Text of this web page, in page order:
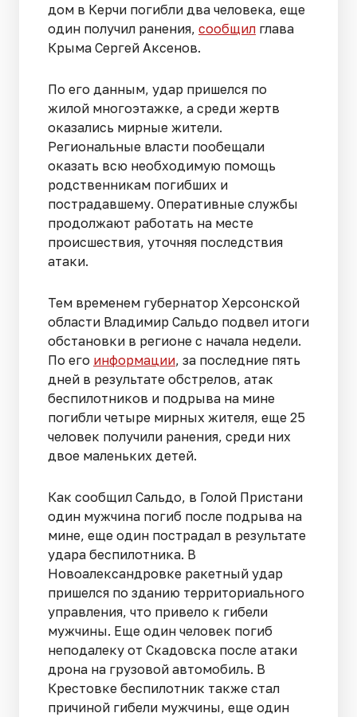
дом в Керчи погибли два человека, еще
один получил ранения, сообщил глава
Крыма Сергей Аксенов.
По его данным, удар пришелся по
жилой многоэтажке, а среди жертв
оказались мирные жители.
Региональные власти пообещали
оказать всю необходимую помощь
родственникам погибших и
пострадавшему. Оперативные службы
продолжают работать на месте
происшествия, уточняя последствия
атаки.
Тем временем губернатор Херсонской
области Владимир Сальдо подвел итоги
обстановки в регионе с начала недели.
По его информации, за последние пять
дней в результате обстрелов, атак
беспилотников и подрыва на мине
погибли четыре мирных жителя, еще 25
человек получили ранения, среди них
двое маленьких детей.
Как сообщил Сальдо, в Голой Пристани
один мужчина погиб после подрыва на
мине, еще один пострадал в результате
удара беспилотника. В
Новоалександровке ракетный удар
пришелся по зданию территориального
управления, что привело к гибели
мужчины. Еще один человек погиб
неподалеку от Скадовска после атаки
дрона на грузовой автомобиль. В
Крестовке беспилотник также стал
причиной гибели мужчины, еще один